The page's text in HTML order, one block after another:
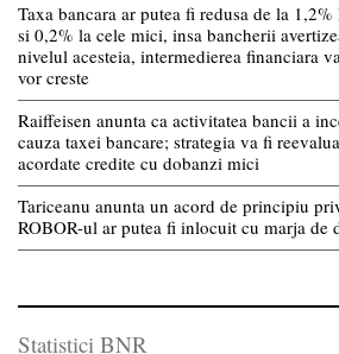
Taxa bancara ar putea fi redusa de la
si 0,2% la cele mici, insa bancherii
nivelul acesteia, intermedierea financiara
vor creste
Raiffeisen anunta ca activitatea bancii a
cauza taxei bancare; strategia va fi
acordate credite cu dobanzi mici
Tariceanu anunta un acord de principiu
ROBOR-ul ar putea fi inlocuit cu marja de
Statistici BNR